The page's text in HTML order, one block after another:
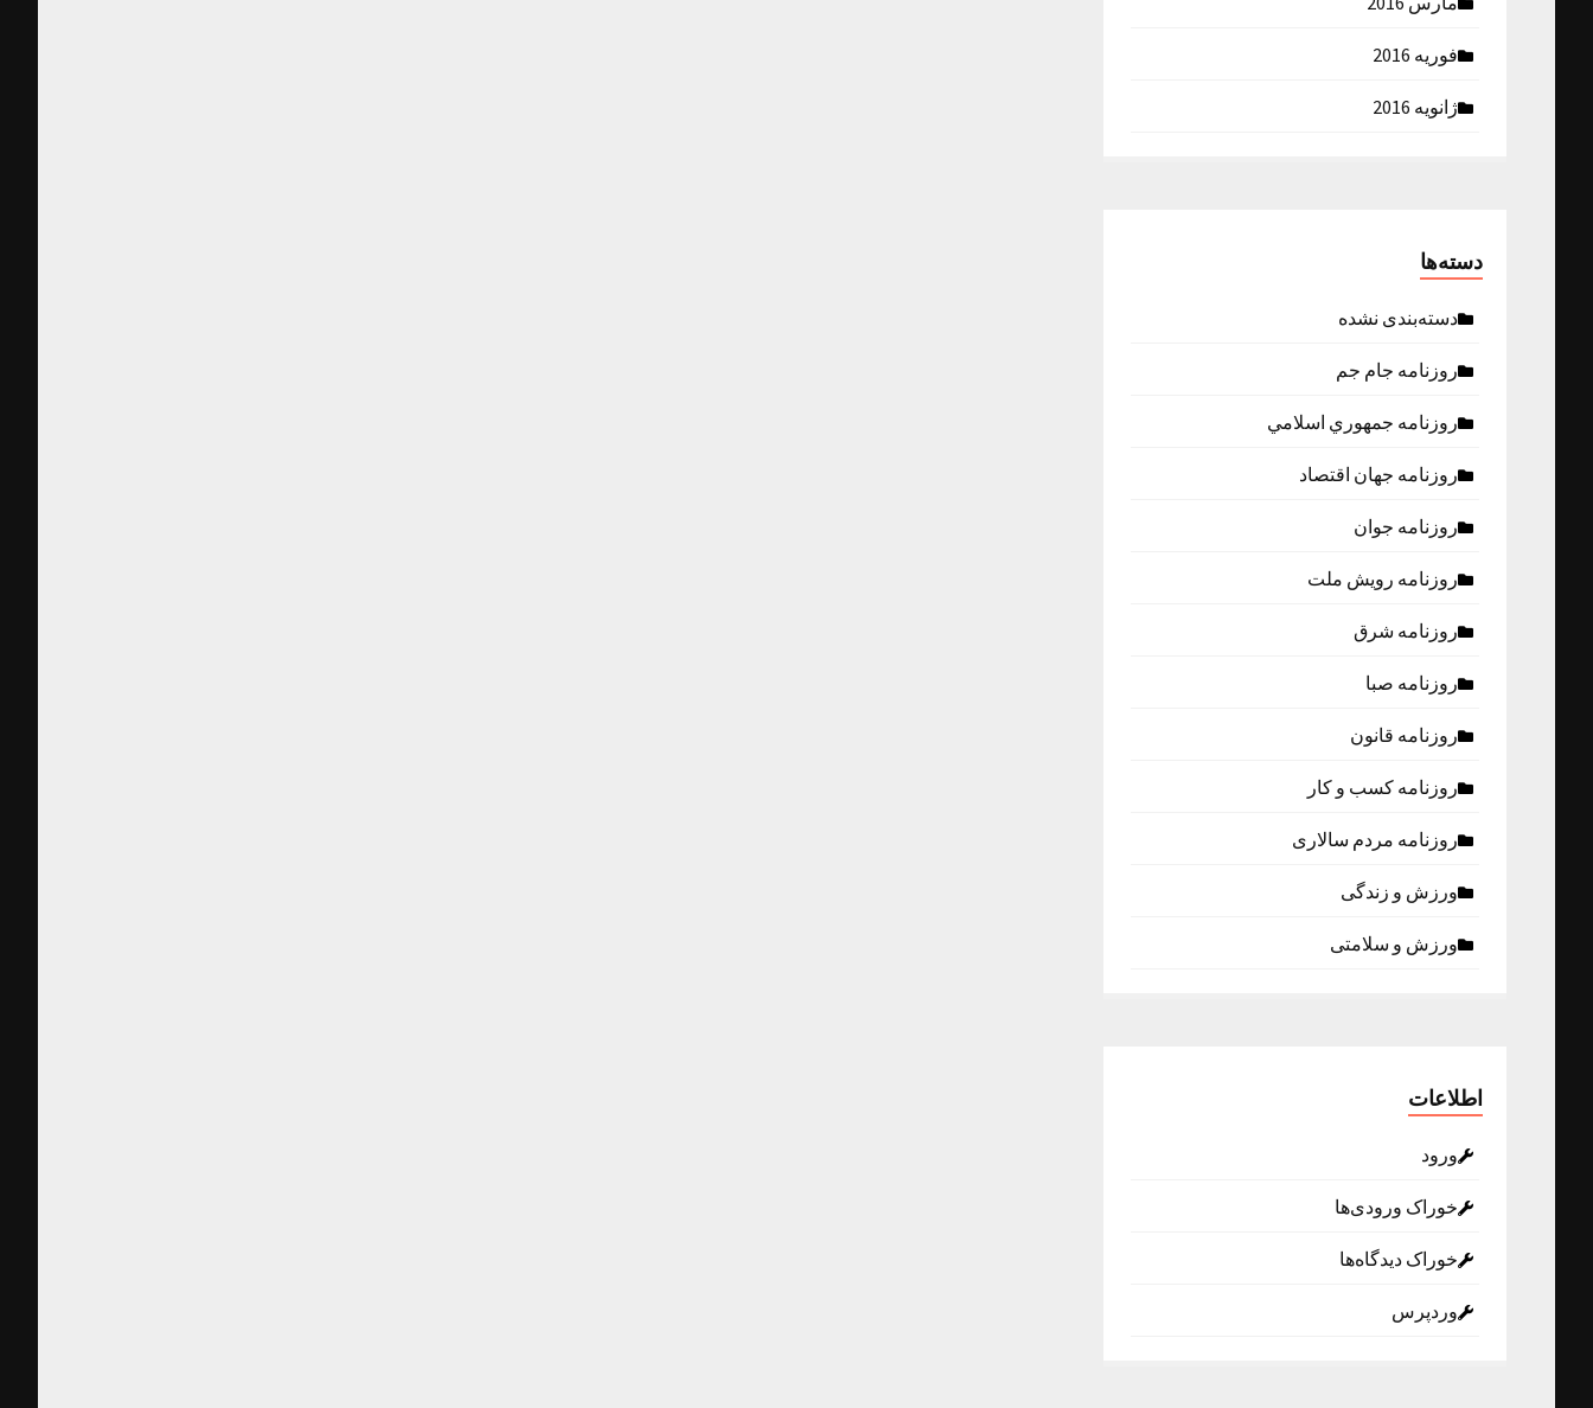
فوریه 2016
ژانویه 2016
دسته‌ها
دسته‌بندی نشده
روزنامه جام جم
روزنامه جمهوري اسلامي
روزنامه جهان اقتصاد
روزنامه جوان
روزنامه رویش ملت
روزنامه شرق
روزنامه صبا
روزنامه قانون
روزنامه كسب و كار
روزنامه مردم سالاری
ورزش و زندگی
ورزش و سلامتی
اطلاعات
ورود
خوراک ورودی‌ها
خوراک دیدگاه‌ها
وردپرس